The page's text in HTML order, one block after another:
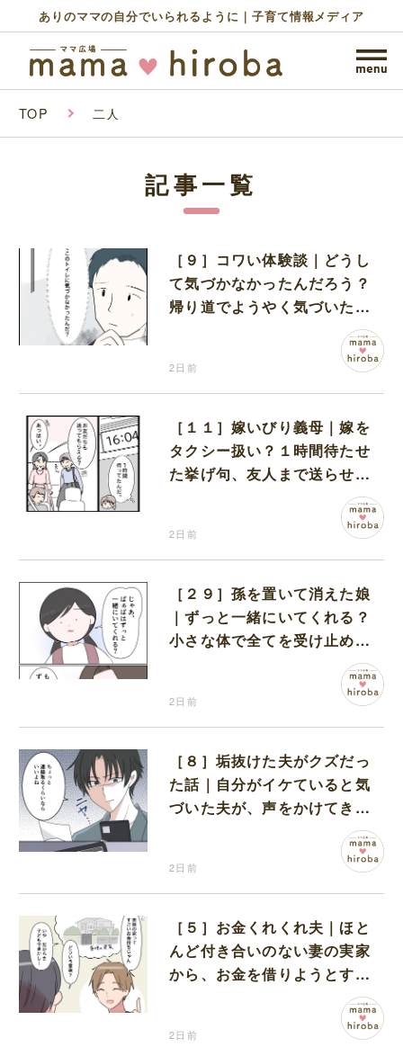
ありのママの自分でいられるように｜子育て情報メディア
TOP 二人
記事一覧
［９］コワい体験談｜どうし
て気づかなかったんだろう？
帰り道でようやく気づいた近
いトイレの存在に首を傾げる
2日前
［１１］嫁いびり義母｜嫁を
タクシー扱い？１時間待たせ
た挙げ句、友人まで送らせる
2日前
［２９］孫を置いて消えた娘
｜ずっと一緒にいてくれる？
小さな体で全てを受け止める
2日前
［８］垢抜けた夫がクズだっ
た話｜自分がイケていると気
づいた夫が、声をかけてきた
女性達と交流を持ち始める
2日前
［５］お金くれくれ夫｜ほと
んど付き合いのない妻の実家
から、お金を借りようとする
2日前